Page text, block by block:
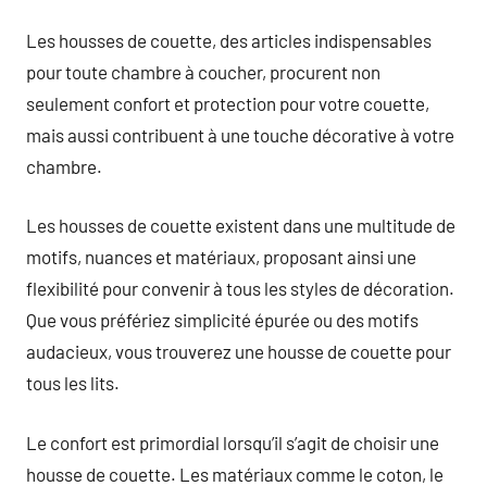
Les housses de couette, des articles indispensables
pour toute chambre à coucher, procurent non
seulement confort et protection pour votre couette,
mais aussi contribuent à une touche décorative à votre
chambre.
Les housses de couette existent dans une multitude de
motifs, nuances et matériaux, proposant ainsi une
flexibilité pour convenir à tous les styles de décoration.
Que vous préfériez simplicité épurée ou des motifs
audacieux, vous trouverez une housse de couette pour
tous les lits.
Le confort est primordial lorsqu’il s’agit de choisir une
housse de couette. Les matériaux comme le coton, le